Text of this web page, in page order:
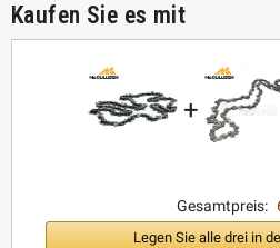
Kaufen Sie es mit
+
Gesamtpreis:
Legen Sie alle drei in